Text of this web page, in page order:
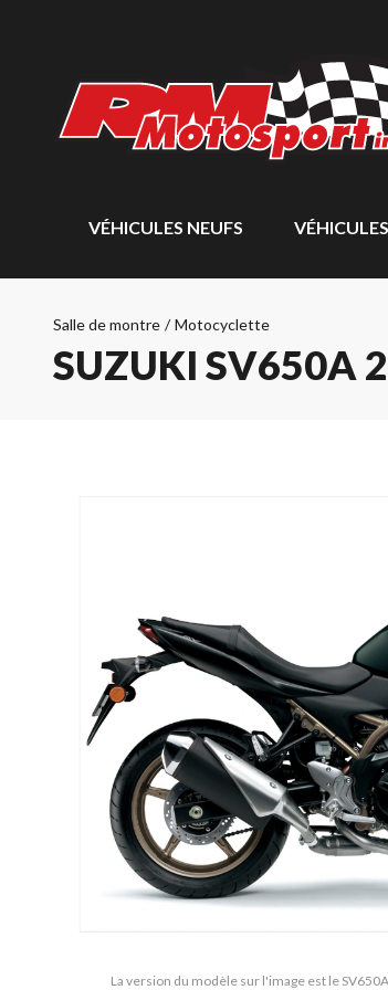
VÉHICULES NEUFS
Salle de montre / Motocyclette
SUZUKI SV650A
La version du modèle sur l'image est le